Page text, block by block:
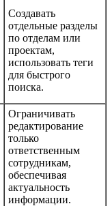
Создавать
отдельные разделы
по отделам или
проектам,
использовать теги
для быстрого
поиска.
Ограничивать
редактирование
только
ответственным
сотрудникам,
обеспечивая
актуальность
информации.